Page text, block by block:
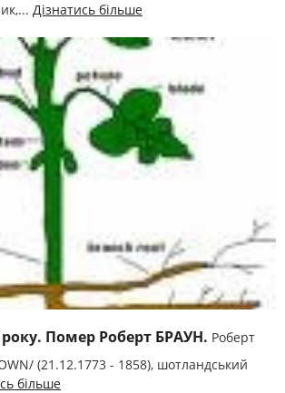
Дізнатись більше
року. Помер Роберт БРАУН. Роберт
(21.12.1773 - 1858), шотландський
більше